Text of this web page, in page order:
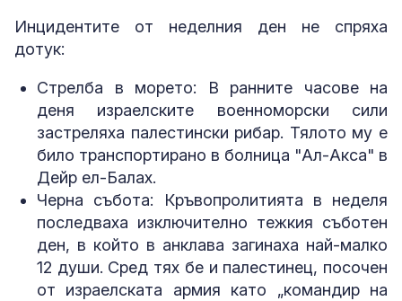
Инцидентите от неделния ден не спряха
дотук:
Стрелба в морето: В ранните часове на
деня израелските военноморски сили
застреляха палестински рибар. Тялото му е
било транспортирано в болница "Ал-Акса" в
Дейр ел-Балах.
Черна събота: Кръвопролитията в неделя
последваха изключително тежкия съботен
ден, в който в анклава загинаха най-малко
12 души. Сред тях бе и палестинец, посочен
от израелската армия като „командир на